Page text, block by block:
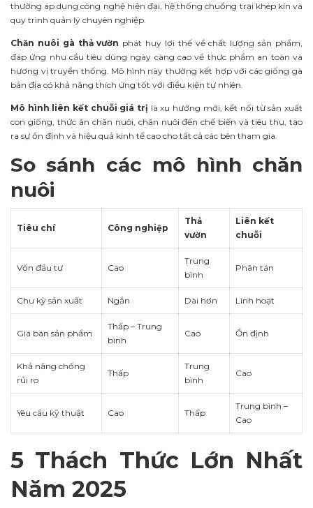
thường áp dụng công nghệ hiện đại, hệ thống chuồng trại khép kín và
quy trình quản lý chuyên nghiệp.
Chăn nuôi gà thả vườn phát huy lợi thế về chất lượng sản phẩm,
đáp ứng nhu cầu tiêu dùng ngày càng cao về thực phẩm an toàn và
hương vị truyền thống. Mô hình này thường kết hợp với các giống gà
bản địa có khả năng thích ứng tốt với điều kiện tự nhiên.
Mô hình liên kết chuỗi giá trị là xu hướng mới, kết nối từ sản xuất
con giống, thức ăn chăn nuôi, chăn nuôi đến chế biến và tiêu thụ, tạo
ra sự ổn định và hiệu quả kinh tế cao cho tất cả các bên tham gia.
So sánh các mô hình chăn
nuôi
Tiêu chí Công nghiệp
Thả
vườn
Liên kết
chuỗi
Vốn đầu tư Cao
Trung
bình
Phân tán
Chu kỳ sản xuất Ngắn Dài hơn Linh hoạt
Giá bán sản phẩm
Thấp – Trung
bình
Cao Ổn định
Khả năng chống
rủi ro
Thấp
Trung
bình
Cao
Yêu cầu kỹ thuật Cao Thấp
Trung bình –
Cao
5 Thách Thức Lớn Nhất
Năm 2025